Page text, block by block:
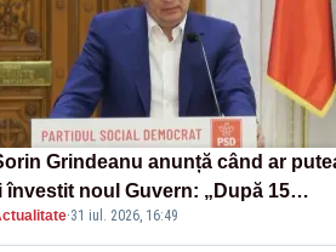
Grindeanu anunță când ar
învestit noul Guvern: „După 15
sunt șanse mai mari”
·31 iul. 2026, 16:49